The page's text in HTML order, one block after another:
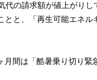
代の請求額が値上がり
とと、「再生可能エネ
間は「酷暑乗り切り緊